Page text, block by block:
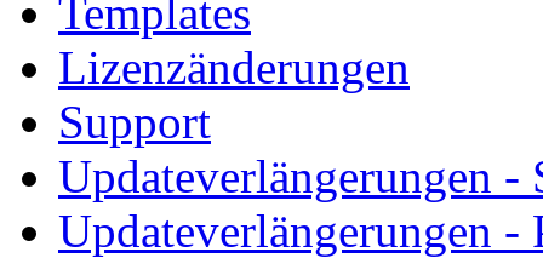
Templates
Lizenzänderungen
Support
Updateverlängerungen -
Updateverlängerungen -